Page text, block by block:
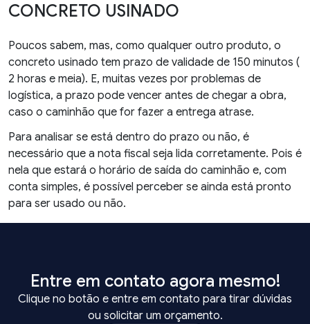
CONCRETO USINADO
Poucos sabem, mas, como qualquer outro produto, o
concreto usinado tem prazo de validade de 150 minutos (
2 horas e meia). E, muitas vezes por problemas de
logística, a prazo pode vencer antes de chegar a obra,
caso o caminhão que for fazer a entrega atrase.
Para analisar se está dentro do prazo ou não, é
necessário que a nota fiscal seja lida corretamente. Pois é
nela que estará o horário de saída do caminhão e, com
conta simples, é possível perceber se ainda está pronto
para ser usado ou não.
Entre em contato agora mesmo!
Clique no botão e entre em contato para tirar dúvidas
ou solicitar um orçamento.